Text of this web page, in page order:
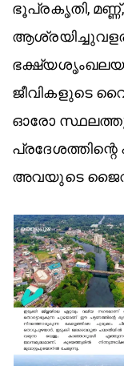
ഭൂപ്രകൃതി,
ജീവികളുടെ
ഓരോ
അവയുടെ